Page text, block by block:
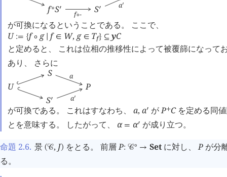
f∗S󰎘 S󰎘
f∘-
a󰎘
が可換になるということである。 ここで、
U := {f ∘ g f ∈ W, g ∈ Tf} ⊆ yC
と定めると、 これは位相の推移性によって被覆篩になって
あり、 さらに
S
U
P
S󰎘
a
a󰎘
が可換である。 これはすなわち、 a, a󰎘 がP+Cを定める同
とを意味する。 したがって、 α = α󰎘 が成り立つ。
命題 2.6. 景 (󰒚, J) をとる。 前層P: 󰒚∘ → Setに対し、Pが分
る。